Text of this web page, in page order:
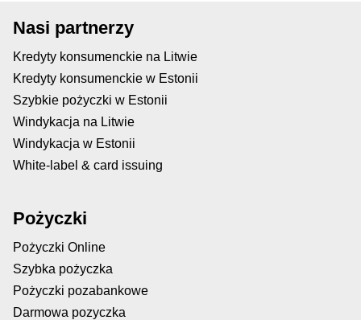
Nasi partnerzy
Kredyty konsumenckie na Litwie
Kredyty konsumenckie w Estonii
Szybkie pożyczki w Estonii
Windykacja na Litwie
Windykacja w Estonii
White-label & card issuing
Pożyczki
Pożyczki Online
Szybka pożyczka
Pożyczki pozabankowe
Darmowa pozyczka